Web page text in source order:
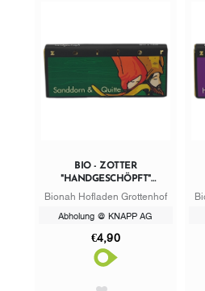
BIO - ZOTTER
"HANDGESCHÖPFT"
SANDDORN & QUITTE
Bionah Hofladen Grottenhof
Abholung @ KNAPP AG
€4,90